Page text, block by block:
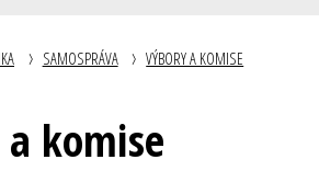
SAMOSPRÁVA VÝBORY A KOMISE
komise